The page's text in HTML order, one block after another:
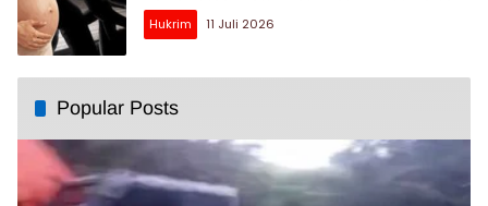
Hukrim
11 Juli 2026
Popular Posts